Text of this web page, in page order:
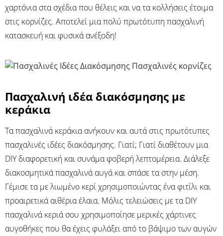
χαρτόνια στα σχέδια που θέλεις και να τα κολλήσεις έτοιμα
στις κορνίζες. Αποτελεί μια πολύ πρωτότυπη πασχαλινή
κατασκευή και φυσικά ανέξοδη!
Πασχαλινή ιδέα διακόσμησης με
κεράκια
Τα πασχαλινά κεράκια ανήκουν και αυτά στις πρωτότυπες
πασχαλινές ιδέες διακόσμησης. Γιατί; Γιατί διαθέτουν μια
DIY διαφορετική και συνάμα φοβερή λεπτομέρεια. Διάλεξε
διακοσμητικά πασχαλινά αυγά και σπάσε τα στην μέση.
Γέμισε τα με λιωμένο κερί χρησιμοποιώντας ένα φιτίλι και
προαιρετικά αιθέρια έλαια. Μόλις τελειώσεις με τα DIY
πασχαλινά κεριά σου χρησιμοποίησε μερικές χάρτινες
αυγοθήκες που θα έχεις φυλάξει από το βάψιμο των αυγών